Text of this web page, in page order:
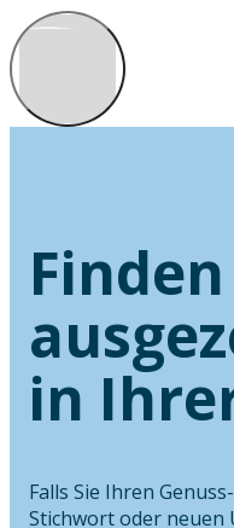
in
Falls Sie Ihren
Stichwort oder neuen